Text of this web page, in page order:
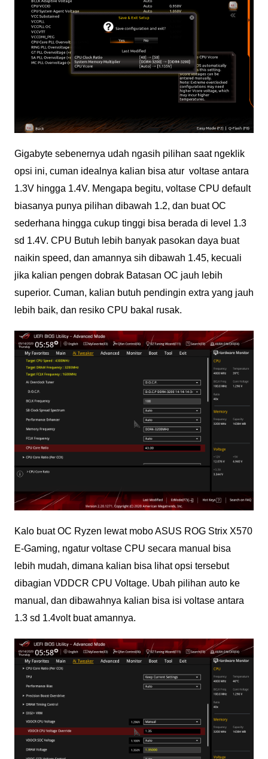
Gigabyte sebenernya udah ngasih pilihan saat ngeklik
opsi ini, cuman idealnya kalian bisa atur voltase antara
1.3V hingga 1.4V. Mengapa begitu, voltase CPU default
biasanya punya pilihan dibawah 1.2, dan buat OC
sederhana hingga cukup tinggi bisa berada di level 1.3
sd 1.4V. CPU Butuh lebih banyak pasokan daya buat
naikin speed, dan amannya sih dibawah 1.45, kecuali
jika kalian pengen dobrak Batasan OC jauh lebih
superior. Cuman, kalian butuh pendingin extra yang jauh
lebih baik, dan resiko CPU bakal rusak.
Kalo buat OC Ryzen lewat mobo ASUS ROG Strix X570
E-Gaming, ngatur voltase CPU secara manual bisa
lebih mudah, dimana kalian bisa lihat opsi tersebut
dibagian VDDCR CPU Voltage. Ubah pilihan auto ke
manual, dan dibawahnya kalian bisa isi voltase antara
1.3 sd 1.4volt buat amannya.